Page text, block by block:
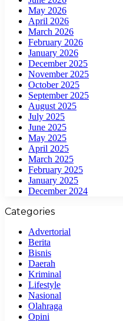
May 2026
April 2026
March 2026
February 2026
January 2026
December 2025
November 2025
October 2025
September 2025
August 2025
July 2025
June 2025
May 2025
April 2025
March 2025
February 2025
January 2025
December 2024
Categories
Advertorial
Berita
Bisnis
Daerah
Kriminal
Lifestyle
Nasional
Olahraga
Opini